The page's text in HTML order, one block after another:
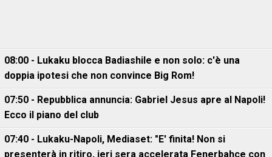
08:00 - Lukaku blocca Badiashile e non solo: c'è una
doppia ipotesi che non convince Big Rom!
07:50 - Repubblica annuncia: Gabriel Jesus apre al Napoli!
Ecco il piano del club
07:40 - Lukaku-Napoli, Mediaset: "E' finita! Non si
presenterà in ritiro, ieri sera accelerata Fenerbahce con